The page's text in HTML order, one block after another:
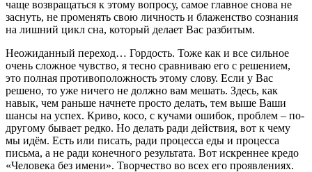
чаще возвращаться к этому вопросу, самое главное снова не
заснуть, не променять свою личность и блаженство сознания
на лишний цикл сна, который делает Вас разбитым.
Неожиданный переход… Гордость. Тоже как и все сильное
очень сложное чувство, я тесно сравниваю его с решением,
это полная противоположность этому слову. Если у Вас
решено, то уже ничего не должно вам мешать. Здесь, как
навык, чем раньше начнете просто делать, тем выше Ваши
шансы на успех. Криво, косо, с кучами ошибок, проблем – по-
другому бывает редко. Но делать ради действия, вот к чему
мы идём. Есть или писать, ради процесса еды и процесса
письма, а не ради конечного результата. Вот искреннее кредо
«Человека без имени». Творчество во всех его проявлениях.